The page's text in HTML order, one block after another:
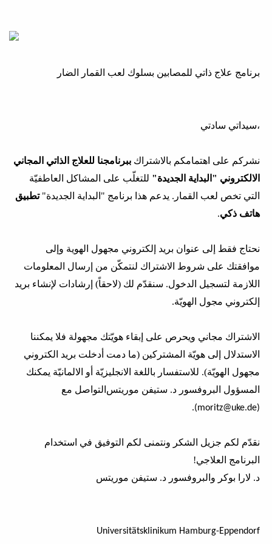
برنامج علاج ذاتي للمصابين بسلوك لعب القمار الضار
سيداتي سادتي،
نشركم على اهتمامكم بالاشتراك ببرنامجنا للعلاج الذاتي المجاني
الالكتروني "البداية الجديدة" للتغلّب على المشاكل العاطفيّة
التي تخص لعب القمار. يدعم هذا برنامج "البداية الجديدة"تطبيق
هاتف ذكي.
نحتاج فقط إلى عنوان بريد إلكتروني مجهول الهوية وإلى
موافقتك على شروط الاشتراك لنتمكّن من إرسال المعلومات
اللازمة لتسجيل الدخول. سنقدّم لك (لاحقاً) إرشادات لإنشاء بريد
إلكتروني مجول الهويّة.
الاشتراك مجاني ويحرص على إبقاء هويّتك مجهولة فلا يمكننا
الاستدلال إلى هويّة المشتركين (ما دمت أدخلت بريد الكتروني
مجهول الهويّة). للاستفسار باللغة الانجليزيّة أو الالمانيّة يمكنك
التواصل مع موريتس المسؤول البروفسور د. ستيفن
.(moritz@uke.de)
نقدّم لكم جزيل الشكر ونتمنى لكم التوفيق في استخدام
البرنامج العلاجي!
د. لارا بوكر والبروفسور د. ستيفن موريتس
Universitätsklinikum Hamburg-Eppendorf